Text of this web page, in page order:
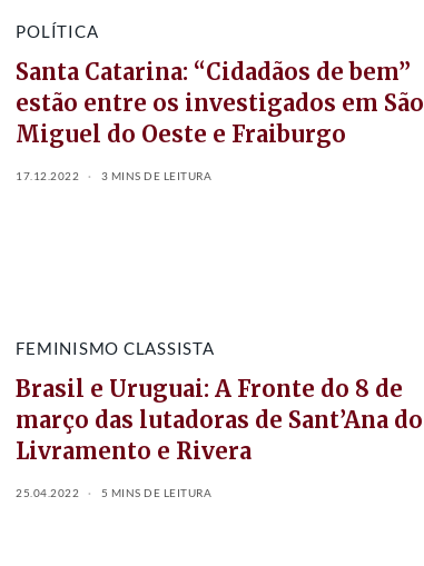
POLÍTICA
Santa Catarina: “Cidadãos de bem”
estão entre os investigados em São
Miguel do Oeste e Fraiburgo
17.12.2022 3 MINS DE LEITURA
FEMINISMO CLASSISTA
Brasil e Uruguai: A Fronte do 8 de
março das lutadoras de Sant’Ana do
Livramento e Rivera
25.04.2022 5 MINS DE LEITURA